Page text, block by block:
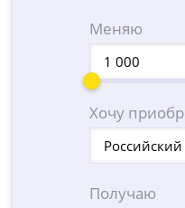
Меняю
Хочу
Получаю